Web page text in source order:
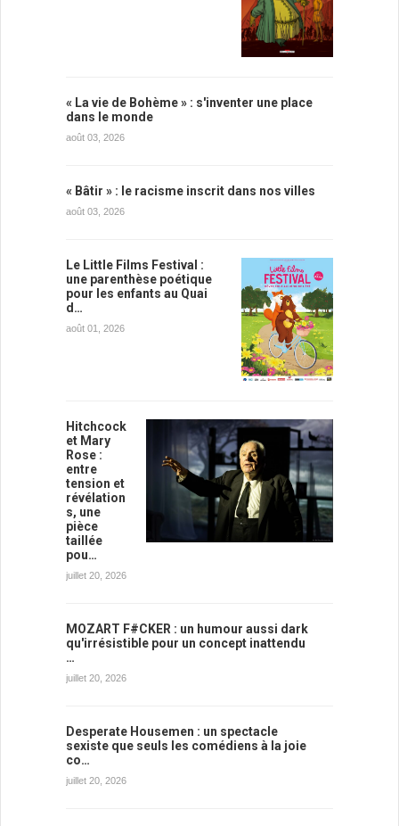
« La vie de Bohème » : s'inventer une place
dans le monde
août 03, 2026
« Bâtir » : le racisme inscrit dans nos villes
août 03, 2026
Le Little Films Festival :
une parenthèse poétique
pour les enfants au Quai
d…
août 01, 2026
Hitchcock
et Mary
Rose :
entre
tension et
révélation
s, une
pièce
taillée
pou…
juillet 20, 2026
MOZART F#CKER : un humour aussi dark
qu'irrésistible pour un concept inattendu
…
juillet 20, 2026
Desperate Housemen : un spectacle
sexiste que seuls les comédiens à la joie
co…
juillet 20, 2026